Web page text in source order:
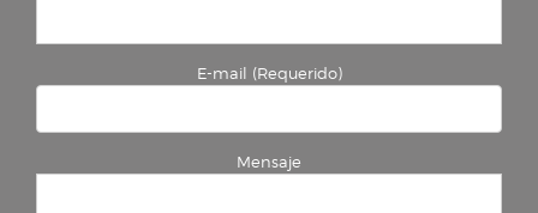
E-mail (Requerido)
Mensaje